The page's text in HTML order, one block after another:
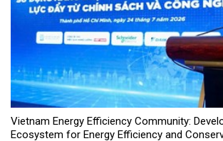
Vietnam Energy Efficiency Community:
Ecosystem for Energy Efficiency and